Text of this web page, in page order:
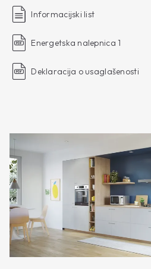
Informacijski list
Energetska nalepnica 1
Deklaracija o usaglašenosti